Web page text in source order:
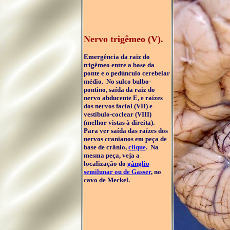
Nervo trigêmeo (V).
Emergência da raiz do
trigêmeo entre a base da
ponte e o pedúnculo cerebelar
médio. No sulco bulbo-
pontino, saída da raiz do
nervo abducente E, e raízes
dos nervos facial (VII) e
vestíbulo-coclear (VIII)
(melhor vistas à direita).
Para ver saída das raízes dos
nervos cranianos em peça de
base de crânio, clique. Na
mesma peça, veja a
localização do gânglio
semilunar ou de Gasser, no
cavo de Meckel.